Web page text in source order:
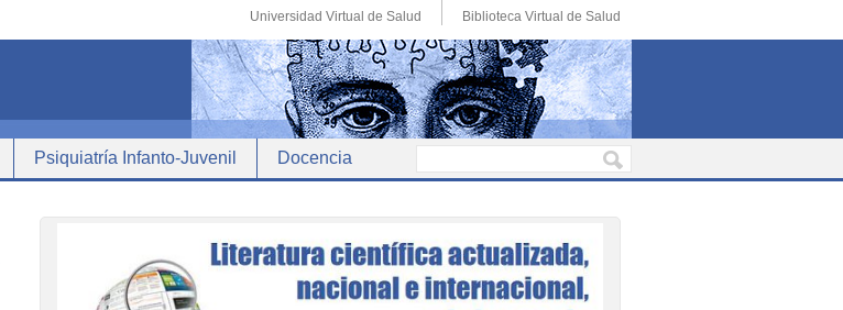
Universidad Virtual de Salud Biblioteca Virtual de Salud
Psiquiatría Infanto-Juvenil Docencia